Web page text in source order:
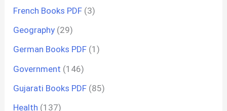
French Books PDF (3)
Geography (29)
German Books PDF (1)
Government (146)
Gujarati Books PDF (85)
Health (137)